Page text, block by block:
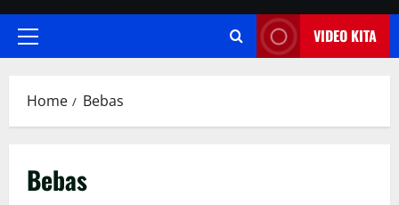
Primary
VIDEO KITA
Home Bebas
Bebas